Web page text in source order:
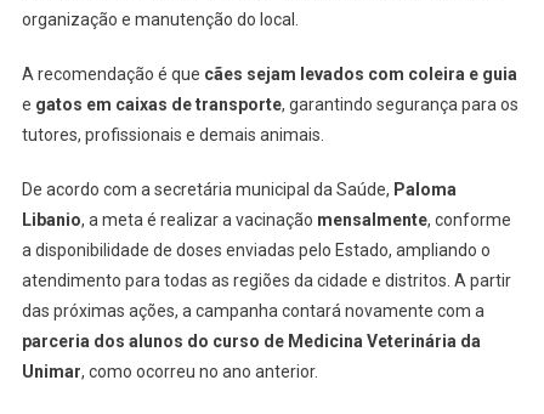
organização e manutenção do local.
A recomendação é que cães sejam levados com coleira e guia
e gatos em caixas de transporte, garantindo segurança para os
tutores, profissionais e demais animais.
De acordo com a secretária municipal da Saúde, Paloma
Libanio, a meta é realizar a vacinação mensalmente, conforme
a disponibilidade de doses enviadas pelo Estado, ampliando o
atendimento para todas as regiões da cidade e distritos. A partir
das próximas ações, a campanha contará novamente com a
parceria dos alunos do curso de Medicina Veterinária da
Unimar, como ocorreu no ano anterior.